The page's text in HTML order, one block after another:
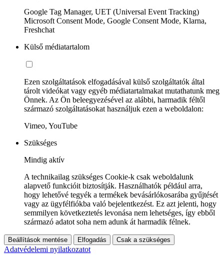
Google Tag Manager, UET (Universal Event Tracking)
Microsoft Consent Mode, Google Consent Mode, Klarna,
Freshchat
Külső médiatartalom
Ezen szolgáltatások elfogadásával külső szolgáltatók által
tárolt videókat vagy egyéb médiatartalmakat mutathatunk meg
Önnek. Az Ön beleegyezésével az alábbi, harmadik féltől
származó szolgáltatásokat használjuk ezen a weboldalon:
Vimeo, YouTube
Szükséges
Mindig aktív
A technikailag szükséges Cookie-k csak weboldalunk
alapvető funkcióit biztosítják. Használhatók például arra,
hogy lehetővé tegyék a termékek bevásárlókosarába gyűjtését
vagy az ügyfélfiókba való bejelentkezést. Ez azt jelenti, hogy
semmilyen következtetés levonása nem lehetséges, így ebből
származó adatot soha nem adunk át harmadik félnek.
Beállítások mentése Elfogadás Csak a szükséges
Adatvédelemi nyilatkozatot